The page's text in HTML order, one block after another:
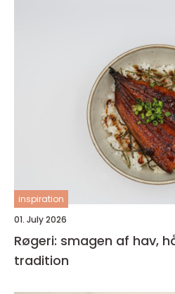
inspiration
01. July 2026
Røgeri: smagen af hav,
tradition